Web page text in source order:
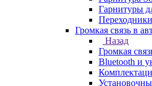
Гарнитуры
Громкая связь в
Назад
Громкая
Bluetooth и